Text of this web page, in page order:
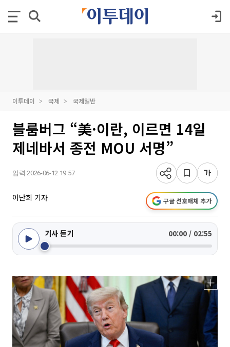
이투데이 국제 국제일반
블룸버그 “美·이란, 이르면 14일
제네바서 종전 MOU 서명”
입력 2026-06-12 19:57
이난희 기자 구글 선호매체 추가
기사 듣기 00:00 / 02:55